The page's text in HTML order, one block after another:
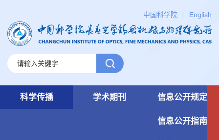
中国科学院 English
科学传播 学术期刊 信息公开规定
信息公开指南